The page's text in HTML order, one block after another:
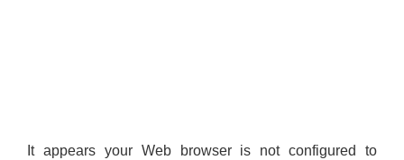
It appears your Web browser is not configured to